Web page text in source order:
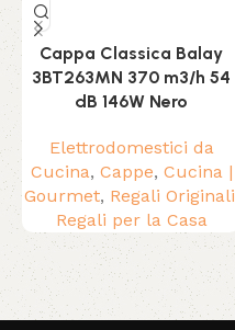
Cappa Classica Balay
3BT263MN 370 m3/h 54
dB 146W Nero
Elettrodomestici da
Cucina, Cappe, Cucina |
Gourmet, Regali Originali
Regali per la Casa
Read More